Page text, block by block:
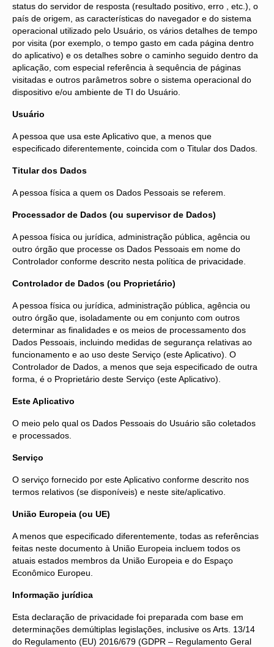
status do servidor de resposta (resultado positivo, erro , etc.), o
país de origem, as características do navegador e do sistema
operacional utilizado pelo Usuário, os vários detalhes de tempo
por visita (por exemplo, o tempo gasto em cada página dentro
do aplicativo) e os detalhes sobre o caminho seguido dentro da
aplicação, com especial referência à sequência de páginas
visitadas e outros parâmetros sobre o sistema operacional do
dispositivo e/ou ambiente de TI do Usuário.
Usuário
A pessoa que usa este Aplicativo que, a menos que
especificado diferentemente, coincida com o Titular dos Dados.
Titular dos Dados
A pessoa física a quem os Dados Pessoais se referem.
Processador de Dados (ou supervisor de Dados)
A pessoa física ou jurídica, administração pública, agência ou
outro órgão que processe os Dados Pessoais em nome do
Controlador conforme descrito nesta política de privacidade.
Controlador de Dados (ou Proprietário)
A pessoa física ou jurídica, administração pública, agência ou
outro órgão que, isoladamente ou em conjunto com outros
determinar as finalidades e os meios de processamento dos
Dados Pessoais, incluindo medidas de segurança relativas ao
funcionamento e ao uso deste Serviço (este Aplicativo). O
Controlador de Dados, a menos que seja especificado de outra
forma, é o Proprietário deste Serviço (este Aplicativo).
Este Aplicativo
O meio pelo qual os Dados Pessoais do Usuário são coletados
e processados.
Serviço
O serviço fornecido por este Aplicativo conforme descrito nos
termos relativos (se disponíveis) e neste site/aplicativo.
União Europeia (ou UE)
A menos que especificado diferentemente, todas as referências
feitas neste documento à União Europeia incluem todos os
atuais estados membros da União Europeia e do Espaço
Econômico Europeu.
Informação jurídica
Esta declaração de privacidade foi preparada com base em
determinações demúltiplas legislações, inclusive os Arts. 13/14
do Regulamento (EU) 2016/679 (GDPR – Regulamento Geral